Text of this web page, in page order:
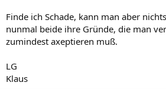
Finde ich Schade, kann man aber
nunmal beide ihre Gründe, die man
zumindest axeptieren muß.
LG
Klaus